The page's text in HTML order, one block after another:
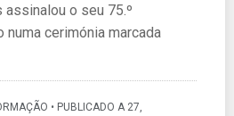
assinalou o seu 75.º
numa cerimónia marcada
• PUBLICADO A 27,